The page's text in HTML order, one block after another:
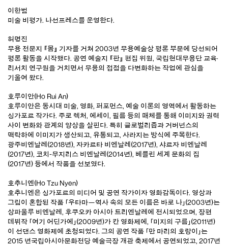
이한범
미술 비평가. 나선프레스를 운영한다.
허명진
무용 전문지 『몸』 기자를 거쳐 2003년 무용예술상 평론 부문에 당선되어
평론 활동을 시작했다. 공연 예술지 『판』 편집 위원, 국립현대무용단 교육·
리서치 연구원을 거치면서 무용의 접점을 다변화하는 작업에 관심을
기울여 왔다.
호루이안(Ho Rui An)
호루이안은 동시대 미술, 영화, 퍼포먼스, 예술 이론의 영역에서 활동하는
싱가포르 작가다. 주로 렉처, 에세이, 필름 등의 매체를 통해 이미지와 권력
사이 변화와 관계의 양상을 살핀다. 특히 글로벌리즘과 거버넌스의
맥락하에 이미지가 생산되고, 유통되고, 사라지는 방식에 주목한다.
광주비엔날레(2018년), 자카르타 비엔날레(2017년), 샤르자 비엔날레
(2017년), 코치-무지리스 비엔날레(2014년), 베를린 세계 문화의 집
(2017년) 등에서 작품을 선보였다.
호추니엔(Ho Tzu Nyen)
호추니엔은 싱가포르의 미디어 및 공연 작가이자 영화감독이다. 영상과
그림이 혼합된 작품 「우타마—역사 속의 모든 이름은 바로 나」(2003년)는
상파울루 비엔날레, 후쿠오카 아시아 트리엔날레에 전시되었으며, 장편
데뷔작 「여기 어딘가에」(2009년)가 칸 영화제에, 「미지의 구름」(2011년)
이 선댄스 영화제에 초청되었다. 그의 공연 작품 「만 마리의 호랑이」는
2015 년국립아시아문화전당 예술극장 개관 축제에서 공연되었고, 2017년